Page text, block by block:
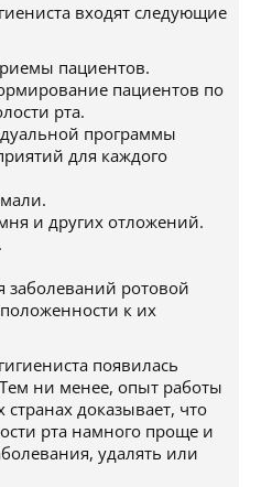
входят следующие
пациентов.
пациентов по
рта.
программы
для каждого
и других отложений.
заболеваний ротовой
к их
появилась
ни менее, опыт работы
доказывает, что
рта намного проще и
удалять или